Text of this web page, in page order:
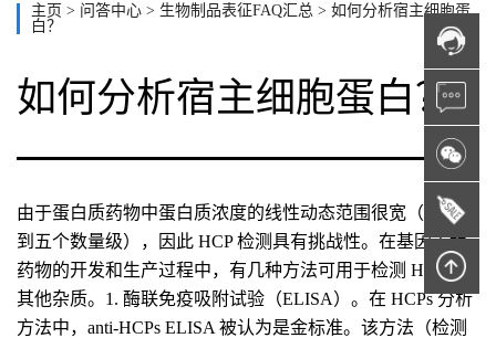
主页 > 问答中心 > 生物制品表征FAQ汇总 > 如何分析宿主细胞蛋
白？
如何分析宿主细胞蛋白？
由于蛋白质药物中蛋白质浓度的线性动态范围很宽（覆盖四
到五个数量级），因此 HCP 检测具有挑战性。在基因工程
药物的开发和生产过程中，有几种方法可用于检测 HCP 和
其他杂质。1. 酶联免疫吸附试验（ELISA）。在 HCPs 分析
方法中，anti-HCPs ELISA 被认为是金标准。该方法（检测